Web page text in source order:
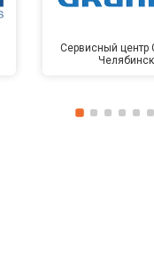
Сервисный центр